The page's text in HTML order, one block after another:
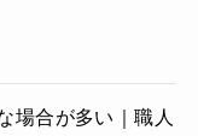
場合が多い｜職人